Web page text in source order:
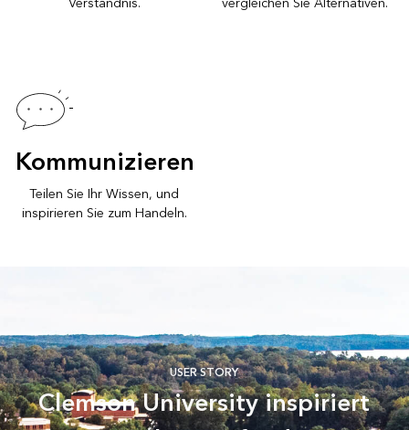
Kommunizieren
Teilen Sie Ihr Wissen, und
inspirieren Sie zum Handeln.
USER STORY
Clemson University inspiriert